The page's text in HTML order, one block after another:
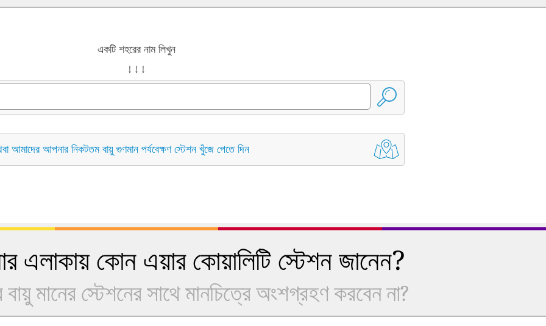
একটি শহরের নাম লিখুন
↓ ↓ ↓
আমাদের আপনার নিকটতম বায়ু গুণমান পর্যবেক্ষণ স্টেশন খুঁজে পেতে দিন
এলাকায় কোন এয়ার কোয়ালিটি স্টেশন জানেন?
মানের স্টেশনের সাথে মানচিত্রে অংশগ্রহণ করবেন না?